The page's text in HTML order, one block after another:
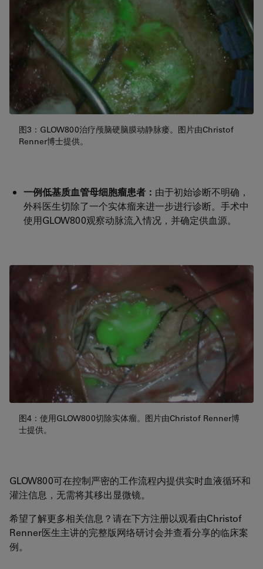
图3：GLOW800治疗颅脑硬脑膜动静脉瘘。图片由Christof
Renner博士提供。
一例低基质血管母细胞瘤患者： 由于初始诊断不明确，
外科医生切除了一个实体瘤来进一步进行诊断。手术中
使用GLOW800观察动脉流入情况，并确定供血源。
图4：使用GLOW800切除实体瘤。图片由Christof Renner博
士提供。
GLOW800可在控制严密的工作流程内提供实时血液循环和
灌注信息，无需将其移出显微镜。
希望了解更多相关信息？请在下方注册以观看由Christof
Renner医生主讲的完整版网络研讨会并查看分享的临床案
例。